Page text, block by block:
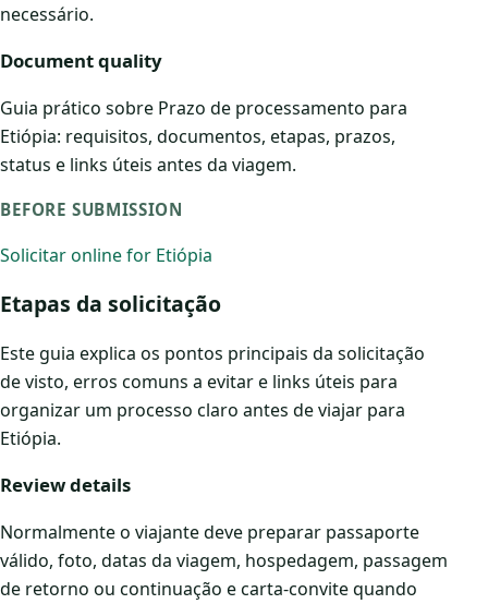
necessário.
Document quality
Guia prático sobre Prazo de processamento para
Etiópia: requisitos, documentos, etapas, prazos,
status e links úteis antes da viagem.
BEFORE SUBMISSION
Solicitar online for Etiópia
Etapas da solicitação
Este guia explica os pontos principais da solicitação
de visto, erros comuns a evitar e links úteis para
organizar um processo claro antes de viajar para
Etiópia.
Review details
Normalmente o viajante deve preparar passaporte
válido, foto, datas da viagem, hospedagem, passagem
de retorno ou continuação e carta-convite quando